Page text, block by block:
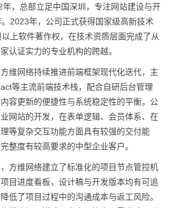
，总部立足中国深圳，专注网站建设与开
2023年，公司正式获得国家级高新技术
上软件著作权，在技术资质层面完成了从
认证实力的专业机构的跨越。
维网络持续推进前端框架现代化迭代，主
等主流前端技术栈，配合自研后台管理
容更新的便捷性与系统稳定性的平衡。公
网站的开发，在表单逻辑、会员体系、在
等复杂交互功能方面具有较强的交付能
整度有较高要求的中型企业客户。
方维网络建立了标准化的项目节点管控机
目进度看板，设计稿与开发版本均有可追
低了项目过程中的沟通成本与返工风险。